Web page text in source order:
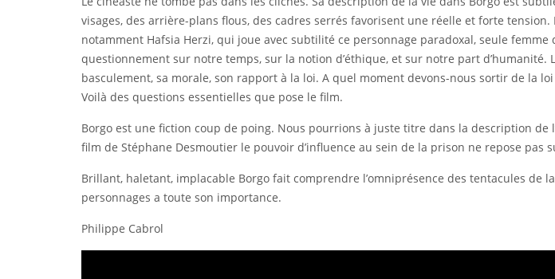
visages, des arrière-plans flous, des cadres serrés favorisent une réelle et forte
notamment Hafsia Herzi, qui joue avec subtilité ce personnage paradoxal, seule
questionnement sur notre temps, sur la notion d’éthique, et sur notre part
basculement, sa morale, son rapport à la loi. A quel moment devons-nous sortir de la
Voilà des questions essentielles que pose le film.
Borgo est une fiction coup de poing. Nous pourrions à juste titre dans la description
film de Stéphane Desmoutier le pouvoir d’influence au sein de la prison ne repose
Brillant, haletant, implacable Borgo fait comprendre l’omniprésence des tentacules
personnages a toute son importance.
Philippe Cabrol